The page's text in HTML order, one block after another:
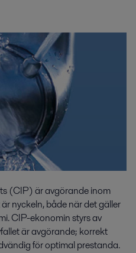
(CIP) är avgörande inom
nyckeln, både när det gäller
CIP-ekonomin styrs av
är avgörande; korrekt
för optimal prestanda.